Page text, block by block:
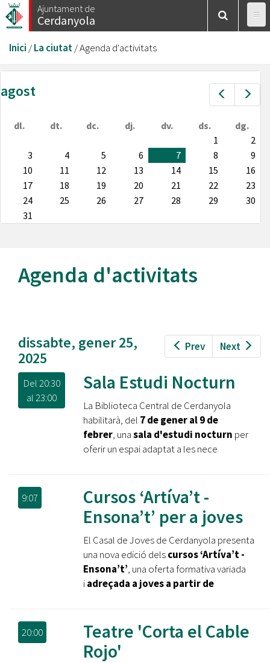
Vés
al
Ajuntament de
Cerdanyola
Esteu
aquí
Inici /La ciutat/Agenda d'activitats
Prev
agost
dl. dt. dc. dj. dv. ds.
dg.
1
2
3
4 5 6 7 8
9
10
11 12 13 14 15
16
17
18 19 20 21 22
23
24
25 26 27 28 29
30
31
Agenda d'activitats
Prev Next
dissabte, gener 25,
2025
Del20:30
al23:00
Sala Estudi Nocturn
La Biblioteca Central de Cerdanyola
habilitarà, del 7 de gener al 9 de
febrer, unasala d'estudi nocturn per
oferir un espai adaptat a les nece
9:07
Cursos ‘Artíva’t -
Ensona’t’ per a joves
El Casal de Joves de Cerdanyola presenta
una nova edició delscursos ‘Artíva’t -
Ensona’t’, una oferta formativa variada
iadreçada a joves a partir de
20:00
Teatre 'Corta el Cable
Rojo'